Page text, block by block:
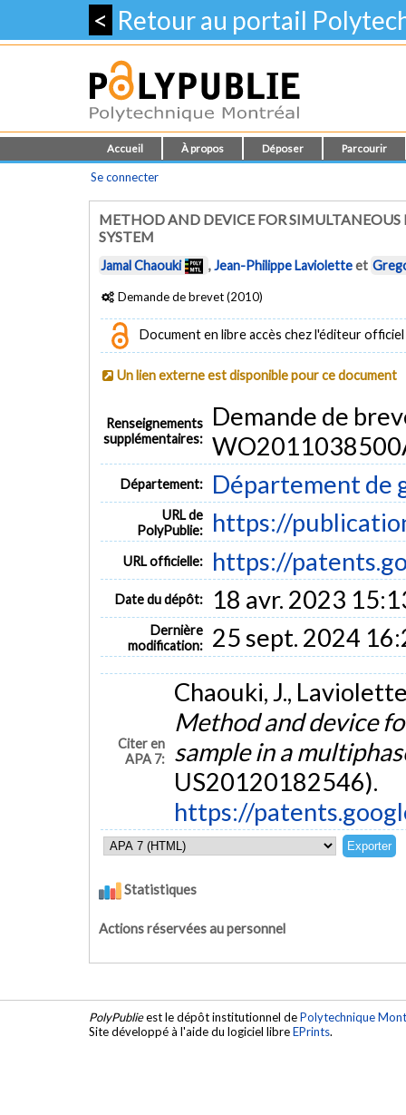
< Retour au portail
Accueil À propos Déposer Parcourir
Se connecter
METHOD AND DEVICE FOR
SYSTEM
Jamal Chaouki ,Jean-Philippe Lavioletteet
Demande de brevet (2010)
Document en libre accès chez l'éditeur officiel
Un lien externe est disponible pour ce document
Renseignements
supplémentaires:
Demande de
Département: Département de
URL de
PolyPublie:
https://
URL officielle: https://
Date du dépôt: 18 avr. 2023
Dernière
modification:
25 sept. 2024
Citer en
APA 7:
Chaouki, J.,
Method and device
sample in a
US20120182546).
https://
Statistiques
Actions réservées au personnel
PolyPublieest le dépôt institutionnel dePolytechnique
Site développé à l'aide du logiciel libreEPrints.